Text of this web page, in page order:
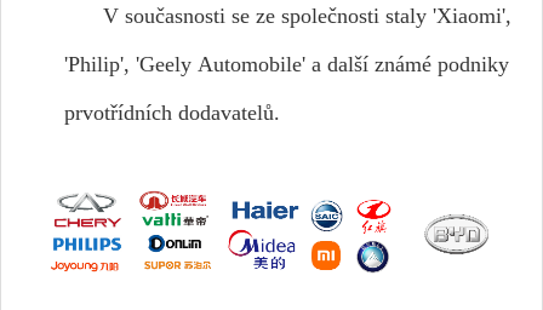
V současnosti se ze společnosti staly 'Xiaomi',
'Philip', 'Geely Automobile' a další známé podniky
prvotřídních dodavatelů.